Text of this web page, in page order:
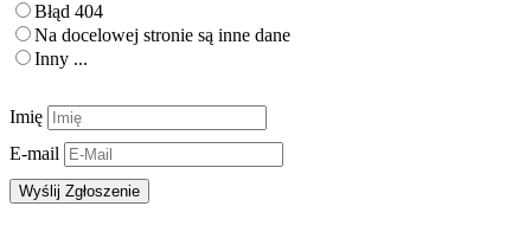
Błąd 404
Na docelowej stronie są inne dane
Inny ...
Imię
E-mail